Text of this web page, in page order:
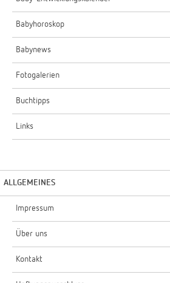
Babyhoroskop
Babynews
Fotogalerien
Buchtipps
Links
ALLGEMEINES
Impressum
Über uns
Kontakt